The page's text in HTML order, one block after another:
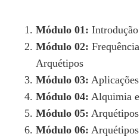
Módulo 01:
Módulo 02:
Arquétipos
Módulo 03:
Módulo 04: Alquimia
Módulo 05:
Módulo 06: Arquétipos